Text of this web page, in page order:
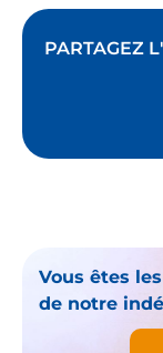
PARTAGEZ
Vous êtes
de notre